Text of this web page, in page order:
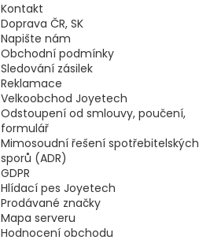
Kontakt
Doprava ČR, SK
Napište nám
Obchodní podmínky
Sledování zásilek
Reklamace
Velkoobchod Joyetech
Odstoupení od smlouvy, poučení,
formulář
Mimosoudní řešení spotřebitelských
sporů (ADR)
GDPR
Hlídací pes Joyetech
Prodávané značky
Mapa serveru
Hodnocení obchodu